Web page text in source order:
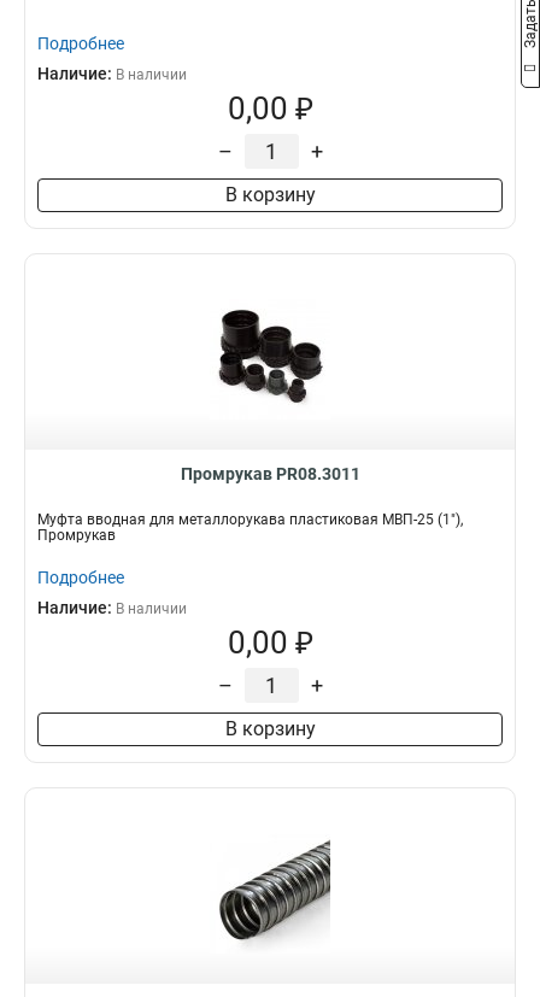
Подробнее
Наличие: В наличии
0,00 ₽
– +
В корзину
Промрукав PR08.3011
Муфта вводная для металлорукава пластиковая МВП-25 (1"),
Промрукав
Подробнее
Наличие: В наличии
0,00 ₽
– +
В корзину